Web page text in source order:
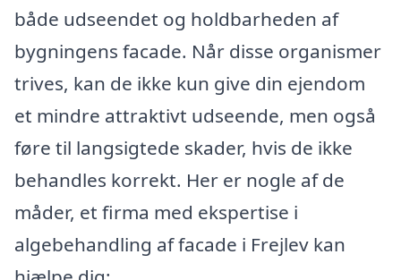
både udseendet og holdbarheden af
bygningens facade. Når disse organismer
trives, kan de ikke kun give din ejendom
et mindre attraktivt udseende, men også
føre til langsigtede skader, hvis de ikke
behandles korrekt. Her er nogle af de
måder, et firma med ekspertise i
algebehandling af facade i Frejlev kan